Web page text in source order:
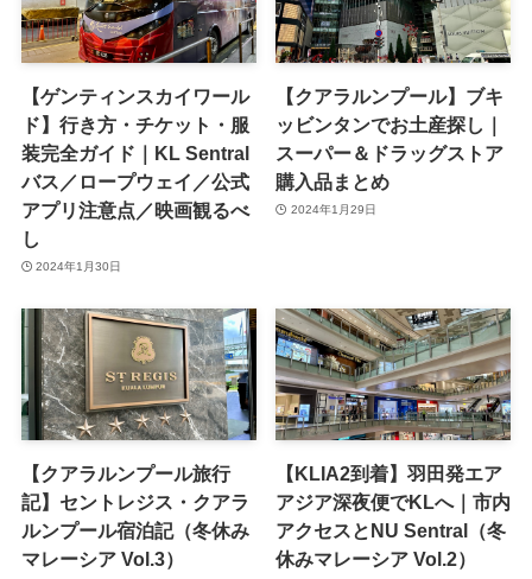
【ゲンティンスカイワール
ド】行き方・チケット・服
装完全ガイド｜KL Sentral
バス／ロープウェイ／公式
アプリ注意点／映画観るべ
し
2024年1月30日
【クアラルンプール】ブキ
ッビンタンでお土産探し｜
スーパー＆ドラッグストア
購入品まとめ
2024年1月29日
【クアラルンプール旅行
記】セントレジス・クアラ
ルンプール宿泊記（冬休み
マレーシア Vol.3）
【KLIA2到着】羽田発エア
アジア深夜便でKLへ｜市内
アクセスとNU Sentral（冬
休みマレーシア Vol.2）